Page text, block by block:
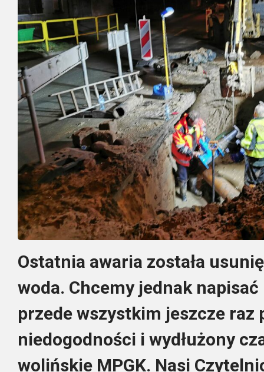
Ostatnia awaria została
woda. Chcemy jednak napisać
przede wszystkim jeszcze raz
niedogodności i wydłużony
wolińskie MPGK. Nasi